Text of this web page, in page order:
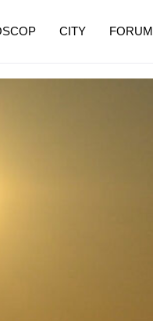
CITY FORUM
în vârstă